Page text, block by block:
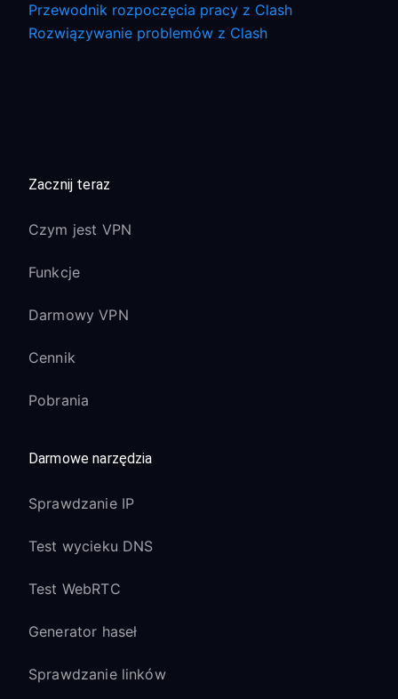
Przewodnik rozpoczęcia pracy z Clash
Rozwiązywanie problemów z Clash
Zacznij teraz
Czym jest VPN
Funkcje
Darmowy VPN
Cennik
Pobrania
Darmowe narzędzia
Sprawdzanie IP
Test wycieku DNS
Test WebRTC
Generator haseł
Sprawdzanie linków